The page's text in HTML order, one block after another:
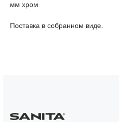
мм хром
Поставка в собранном виде.